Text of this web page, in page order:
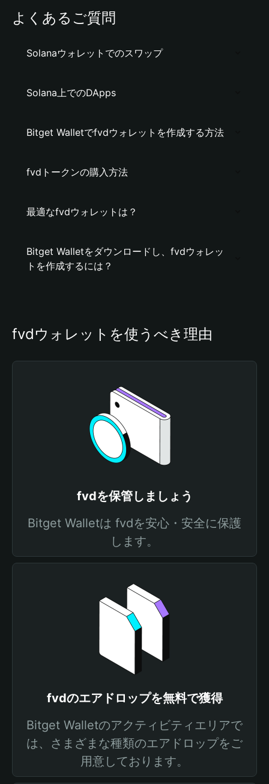
よくあるご質問
Solanaウォレットでのスワップ
Solana上でのDApps
Bitget Walletでfvdウォレットを作成する方法
fvdトークンの購入方法
最適なfvdウォレットは？
Bitget Walletをダウンロードし、fvdウォレッ
トを作成するには？
fvdウォレットを使うべき理由
fvdを保管しましょう
Bitget Walletは fvdを安心・安全に保護
します。
fvdのエアドロップを無料で獲得
Bitget Walletのアクティビティエリアで
は、さまざまな種類のエアドロップをご
用意しております。